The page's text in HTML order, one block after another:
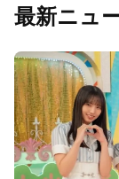
最新ニュ